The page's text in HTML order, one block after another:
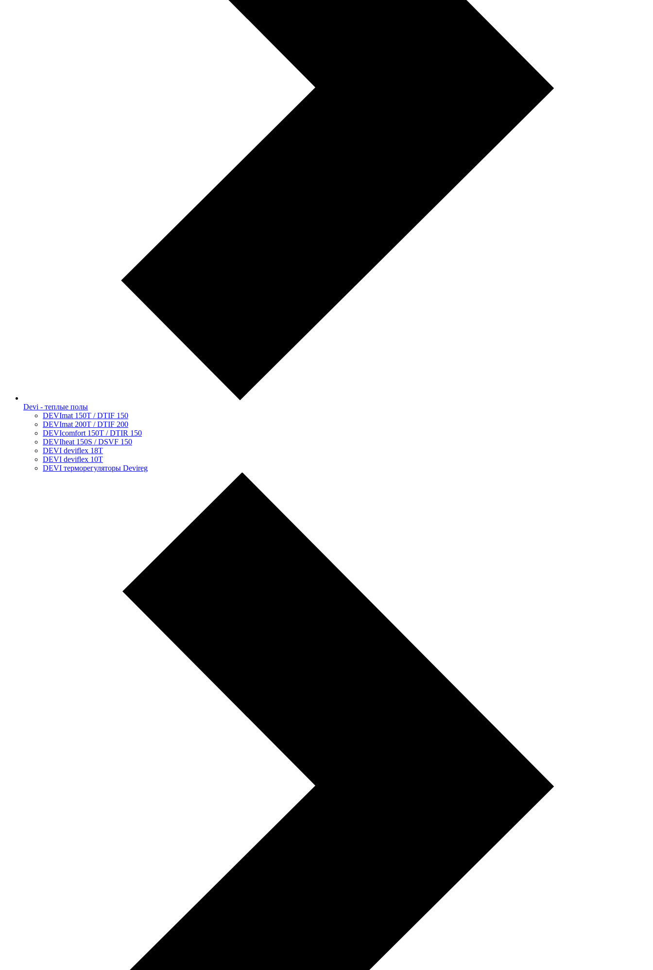
Devi - теплые полы
DEVImat 150T / DTIF 150
DEVImat 200T / DTIF 200
DEVIcomfort 150T / DTIR 150
DEVIheat 150S / DSVF 150
DEVI deviflex 18T
DEVI deviflex 10T
DEVI терморегуляторы Devireg